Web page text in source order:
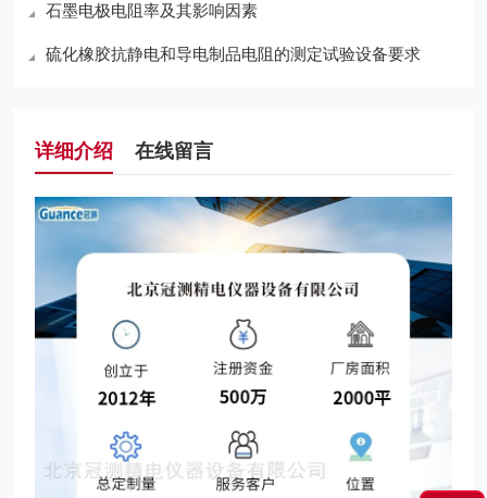
石墨电极电阻率及其影响因素
硫化橡胶抗静电和导电制品电阻的测定试验设备要求
详细介绍 在线留言